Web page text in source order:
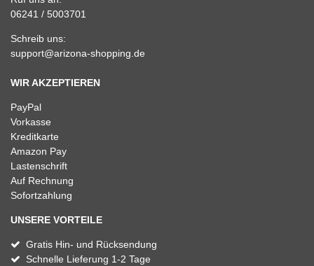
06241 / 5003701
Schreib uns:
support@arizona-shopping.de
WIR AKZEPTIEREN
PayPal
Vorkasse
Kreditkarte
Amazon Pay
Lastenschrift
Auf Rechnung
Sofortzahlung
UNSERE VORTEILE
Gratis Hin- und Rücksendung
Schnelle Lieferung 1-2 Tage